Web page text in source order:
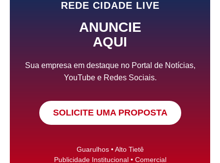
REDE CIDADE LIVE
ANUNCIE
AQUI
Sua empresa em destaque no Portal de Notícias,
YouTube e Redes Sociais.
SOLICITE UMA PROPOSTA
Guarulhos • Alto Tietê
Publicidade Institucional • Comercial